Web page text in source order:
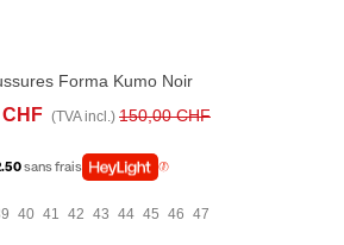
Forma Kumo Noir
(TVA incl.) 150,00 CHF
sans frais
40 41 42 43 44 45 46 47